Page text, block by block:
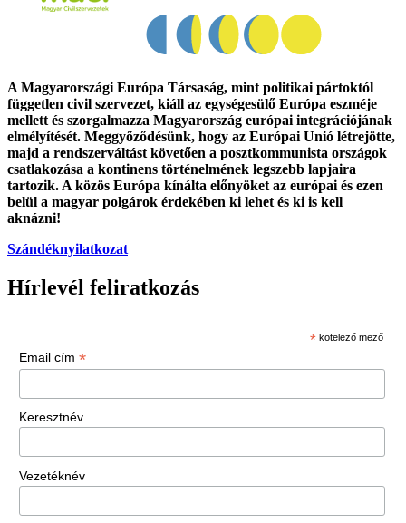
A Magyarországi Európa Társaság, mint politikai pártoktól
független civil szervezet, kiáll az egységesülő Európa eszméje
mellett és szorgalmazza Magyarország európai integrációjának
elmélyítését. Meggyőződésünk, hogy az Európai Unió létrejötte,
majd a rendszerváltást követően a posztkommunista országok
csatlakozása a kontinens történelmének legszebb lapjaira
tartozik. A közös Európa kínálta előnyöket az európai és ezen
belül a magyar polgárok érdekében ki lehet és ki is kell
aknázni!
Szándéknyilatkozat
Hírlevél feliratkozás
* kötelező mező
Email cím *
Keresztnév
Vezetéknév